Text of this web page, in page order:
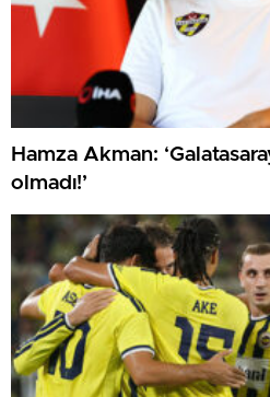
Hamza Akman:
olmadı!’